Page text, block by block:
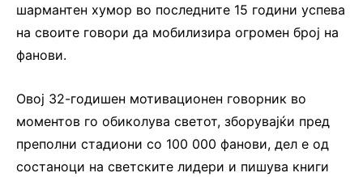
шармантен хумор во последните 15 години успева
на своите говори да мобилизира огромен број на
фанови.
Овој 32-годишен мотивационен говорник во
моментов го обиколува светот, зборувајќи пред
преполни стадиони со 100 000 фанови, дел е од
состаноци на светските лидери и пишува книги